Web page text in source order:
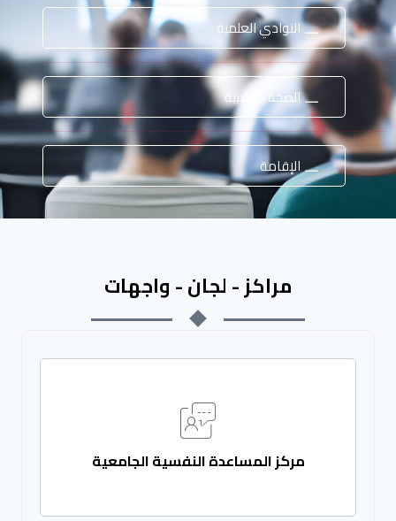
النوادي العلمية
الصحة الطلابية
الإقامة
مراكز - لجان - واجهات
مركز المساعدة النفسية الجامعية